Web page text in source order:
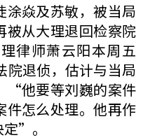
涂焱及苏敏，被当局
被从大理退回检察院
律师萧云阳本周五
院退侦，估计与当局
“他要等刘巍的案件
件怎么处理。他再作
”。